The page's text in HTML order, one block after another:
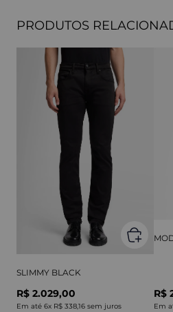
PRODUTOS
SLIMMY BLACK
R$ 2.029,00
Em até 6x R$ 338,16 sem juros
R$
Em